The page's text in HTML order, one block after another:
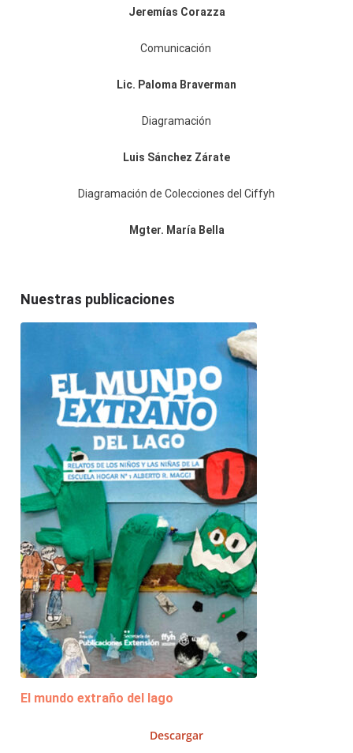
Jeremías Corazza
Comunicación
Lic. Paloma Braverman
Diagramación
Luis Sánchez Zárate
Diagramación de Colecciones del Ciffyh
Mgter. María Bella
Nuestras publicaciones
El mundo extraño del lago
Descargar